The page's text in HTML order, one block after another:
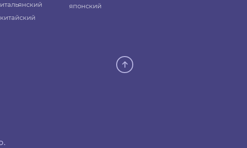
итальянский
китайский
японский